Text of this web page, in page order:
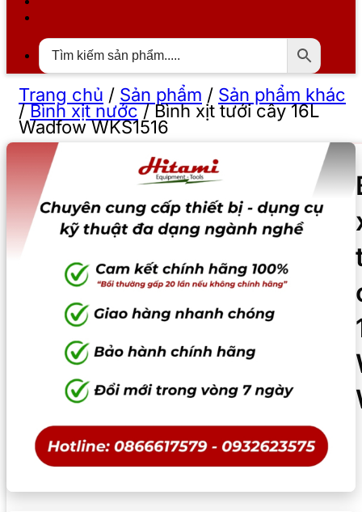
Trang chủ / Sản phẩm / Sản phẩm khác
/Bình xịt nước/Bình xịt tưới cây 16L
Wadfow WKS1516